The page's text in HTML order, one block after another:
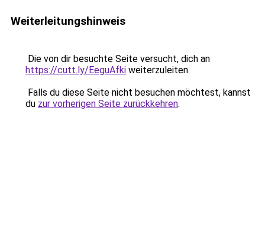
Weiterleitungshinweis
Die von dir besuchte Seite versucht, dich an
https://cutt.ly/EeguAfki weiterzuleiten.
Falls du diese Seite nicht besuchen möchtest, kannst
du zur vorherigen Seite zurückkehren.